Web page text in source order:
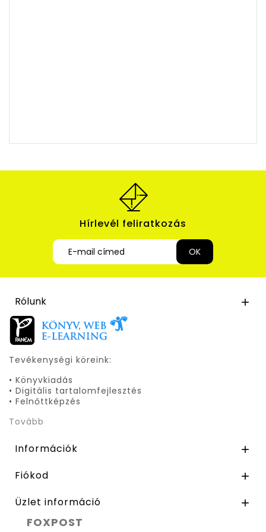
Hírlevél feliratkozás
Rólunk 
Tevékenységi köreink:
• Könyvkiadás
• Digitális tartalomfejlesztés
• Felnőttképzés
Tovább
Információk 
Fiókod 
Üzlet információ 
FOXPOST